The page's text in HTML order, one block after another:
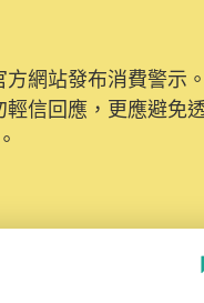
網站發布消費警示
信回應，更應避免